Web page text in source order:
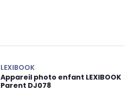
LEXIBOOK
Appareil photo enfant LEXIBOOK
Parent DJ078